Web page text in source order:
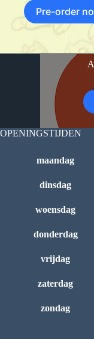
Pre-order
OPENINGSTIJDEN
maandag
dinsdag
woensdag
donderdag
vrijdag
zaterdag
zondag